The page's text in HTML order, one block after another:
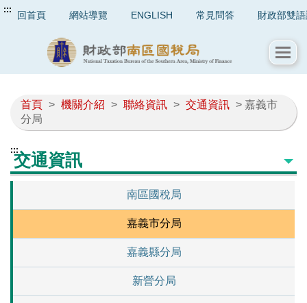
::: 回首頁 網站導覽 ENGLISH 常見問答 財政部雙
首頁 > 機關介紹 > 聯絡資訊 > 交通資訊 > 嘉義市
分局
:::交通資訊
南區國稅局
嘉義市分局
嘉義縣分局
新營分局